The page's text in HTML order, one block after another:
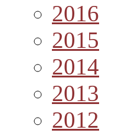
2016
2015
2014
2013
2012